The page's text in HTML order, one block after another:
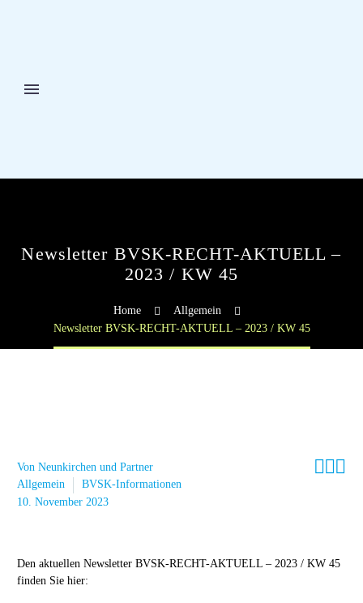
Newsletter BVSK-RECHT-AKTUELL –
2023 / KW 45
Home
Allgemein
Newsletter BVSK-RECHT-AKTUELL – 2023 / KW 45

Von Neunkirchen und Partner
Allgemein
BVSK-Informationen
10. November 2023
Den aktuellen Newsletter BVSK-RECHT-AKTUELL – 2023 / KW 45
finden Sie hier: